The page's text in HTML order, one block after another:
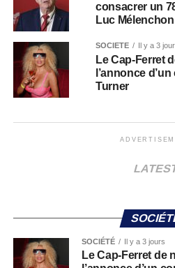
consacrer un
Luc Mélenchon
SOCIÉTÉ Il y a 3
Le Cap-Ferret
l’annonce
Turner
SOCIÉTÉ Il y a 3 jours
Le Cap-Ferret de